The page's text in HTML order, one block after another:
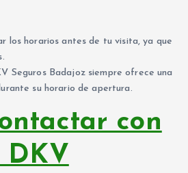
los horarios antes de tu visita, ya que
Seguros Badajoz siempre ofrece una
su horario de apertura.
con
DKV